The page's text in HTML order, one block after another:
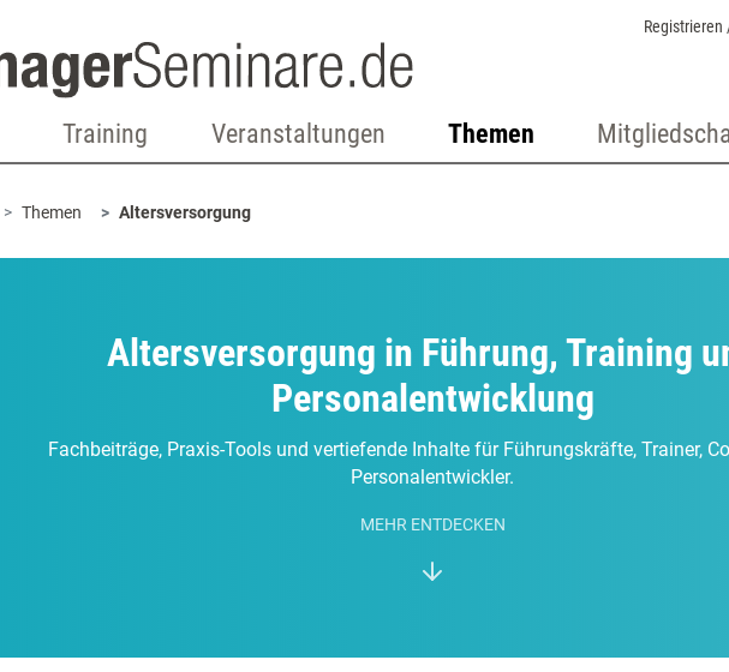
Training Veranstaltungen Themen
Themen Altersversorgung
Altersversorgung in Führung, Training
Personalentwicklung
Fachbeiträge, Praxis-Tools und vertiefende Inhalte für Führungskräfte, Trainer,
Personalentwickler.
MEHR ENTDECKEN